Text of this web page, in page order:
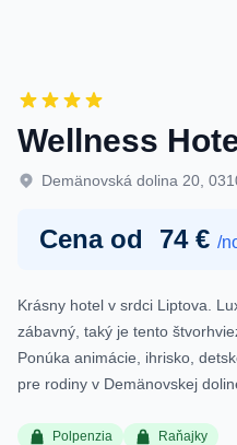
Wellness
Demänovská dolina 20,
Cena od 74 € /
Krásny hotel v srdci Liptova.
zábavný, taký je tento
Ponúka animácie, ihrisko,
pre rodiny v Demänovskej
Polpenzia Raňajky